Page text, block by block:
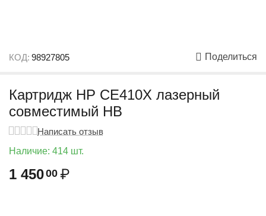
КОД: 98927805 Поделиться
Картридж HP CE410X лазерный
совместимый HB
Написать отзыв
Наличие: 414 шт.
1 45000 ₽